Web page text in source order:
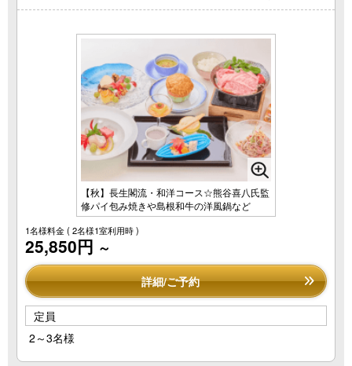
【秋】長生閣流・和洋コース☆熊谷喜八氏監
修パイ包み焼きや島根和牛の洋風鍋など
1名様料金( 2名様1室利用時 )
25,850円 ～
詳細/ご予約
定員
2～3名様